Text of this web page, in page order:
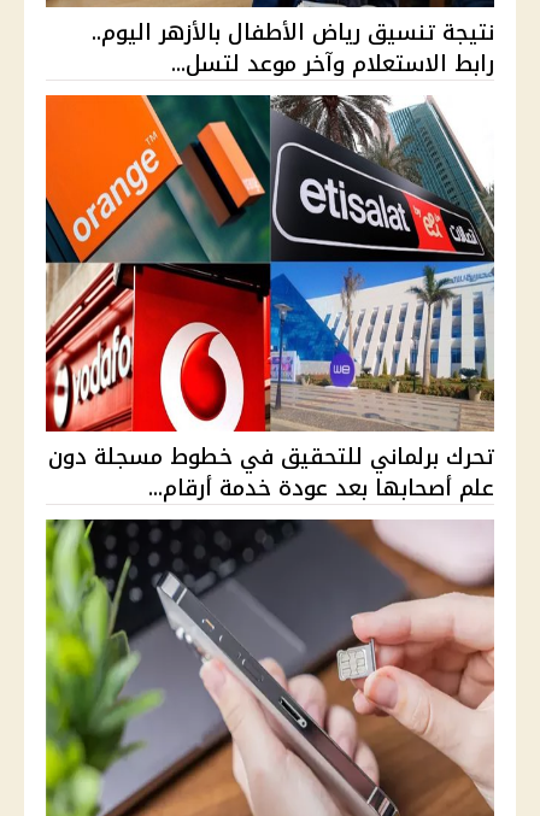
نتيجة تنسيق رياض الأطفال بالأزهر اليوم..
رابط الاستعلام وآخر موعد لتسل...
تحرك برلماني للتحقيق في خطوط مسجلة دون
علم أصحابها بعد عودة خدمة أرقام...